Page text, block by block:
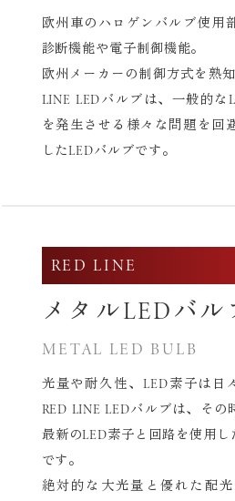
欧州車のハロゲンバルブ使用
診断機能や電子制御機能。
欧州メーカーの制御方式を熟
LINE LEDバルブは、 一般的な
を発生させる様々な問題を回
したLEDバルブです。
RED LINE
メタルLEDバル
METAL LED BULB
光量や耐久性、LED素子は日
RED LINE LEDバルブは、その
最新のLED素子と回路を使用
です。
絶対的な大光量と優れた配